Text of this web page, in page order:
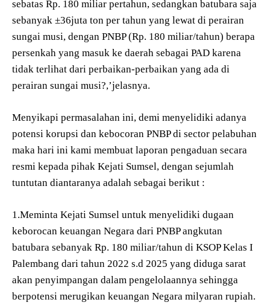
sebatas Rp. 180 miliar pertahun, sedangkan batubara saja
sebanyak ±36juta ton per tahun yang lewat di perairan
sungai musi, dengan PNBP (Rp. 180 miliar/tahun) berapa
persenkah yang masuk ke daerah sebagai PAD karena
tidak terlihat dari perbaikan-perbaikan yang ada di
perairan sungai musi?,’jelasnya.
Menyikapi permasalahan ini, demi menyelidiki adanya
potensi korupsi dan kebocoran PNBP di sector pelabuhan
maka hari ini kami membuat laporan pengaduan secara
resmi kepada pihak Kejati Sumsel, dengan sejumlah
tuntutan diantaranya adalah sebagai berikut :
1.Meminta Kejati Sumsel untuk menyelidiki dugaan
keborocan keuangan Negara dari PNBP angkutan
batubara sebanyak Rp. 180 miliar/tahun di KSOP Kelas I
Palembang dari tahun 2022 s.d 2025 yang diduga sarat
akan penyimpangan dalam pengelolaannya sehingga
berpotensi merugikan keuangan Negara milyaran rupiah.